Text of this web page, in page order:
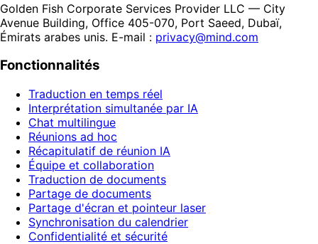
Golden Fish Corporate Services Provider LLC — City
Avenue Building, Office 405-070, Port Saeed, Dubaï,
Émirats arabes unis. E-mail : privacy@mind.com
Fonctionnalités
Traduction en temps réel
Interprétation simultanée par IA
Chat multilingue
Réunions ad hoc
Récapitulatif de réunion IA
Équipe et collaboration
Traduction de documents
Partage de documents
Partage d'écran et pointeur laser
Synchronisation du calendrier
Confidentialité et sécurité